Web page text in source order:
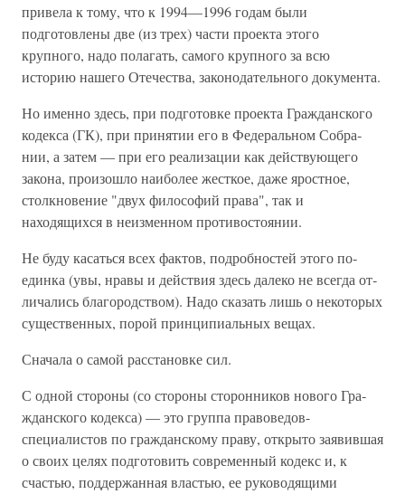
при­вела к тому, что к 1994—1996 годам были
подготовлены две (из трех) части проекта этого
крупного, надо полагать, самого крупного за всю
историю нашего Отечества, законода­тельного документа.
Но именно здесь, при подготовке проекта Гражданско­го
кодекса (ГК), при принятии его в Федеральном Собра­
нии, а затем — при его реализации как действующего
закона, произошло наиболее жесткое, даже яростное,
столкновение "двух философий права", так и
находящихся в неизменном противостоянии.
Не буду касаться всех фактов, подробностей этого по­
единка (увы, нравы и действия здесь далеко не всегда от­
личались благородством). Надо сказать лишь о некоторых
существенных, порой принципиальных вещах.
Сначала о самой расстановке сил.
С одной стороны (со стороны сторонников нового Гра­
жданского кодекса) — это группа правоведов-
специалистов по гражданскому праву, открыто заявившая
о своих целях подготовить современный кодекс и, к
счастью, поддержан­ная властью, ее руководящими